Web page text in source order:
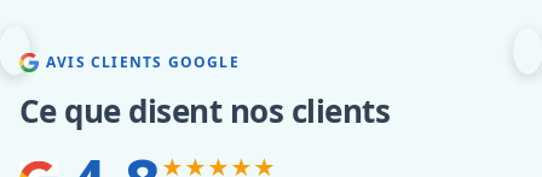
AVIS CLIENTS GOOGLE
Ce que disent nos clients
★★★★★